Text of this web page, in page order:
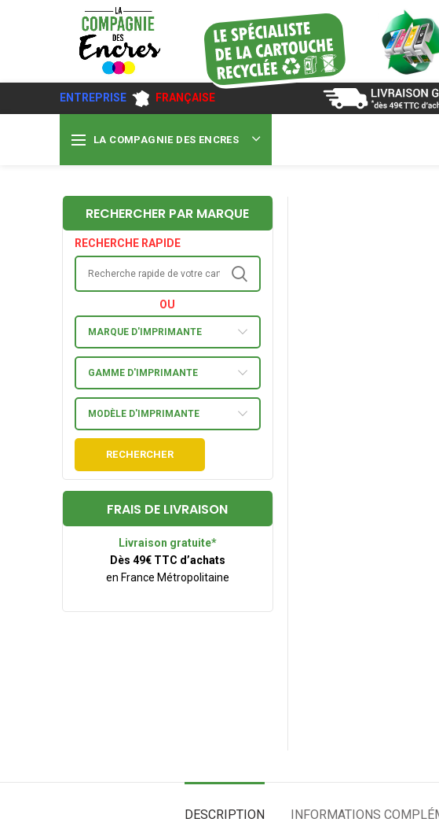
ENTREPRISE FRANÇAISE
LA COMPAGNIE DES ENCRES
RECHERCHER PAR MARQUE
RECHERCHE RAPIDE
OU
MARQUE D'IMPRIMANTE
GAMME D'IMPRIMANTE
MODÈLE D'IMPRIMANTE
RECHERCHER
FRAIS DE LIVRAISON
Livraison gratuite*
Dès 49€ TTC d’achats
en France Métropolitaine
DESCRIPTION INFORMATIONS